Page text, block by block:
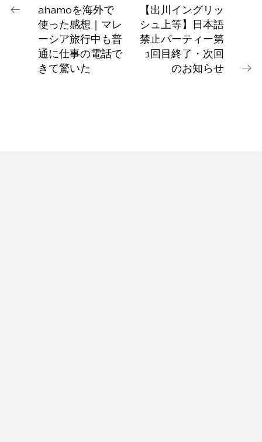
ahamoを海外で
使った感想｜マレ
ーシア旅行中も普
通に仕事の電話で
きて驚いた
【出川イングリッ
シュ上等】日本語
禁止パーティー第
1回目終了・次回
のお知らせ